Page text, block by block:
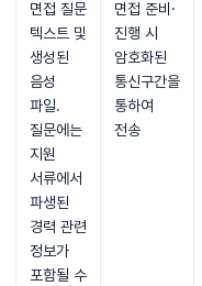
면접 질문
텍스트 및
생성된
음성
파일.
질문에는
지원
서류에서
파생된
경력 관련
정보가
포함될 수
면접 준비·
진행 시
암호화된
통신구간을
통하여
전송